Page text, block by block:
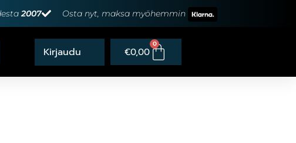
2007 Osta nyt, maksa myöhemmin
€0,00
0